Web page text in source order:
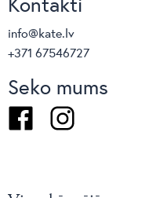
info@kate.lv
+371 67546727
Seko mums
FacebookInstagram